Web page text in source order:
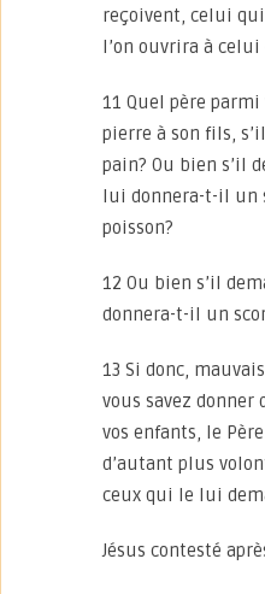
reçoivent, celui
l’on ouvrira à celui
11 Quel père
pierre à son fils,
pain? Ou bien s’il
lui donnera-t-il un
poisson?
12 Ou bien s’il
donnera-t-il un
13 Si donc,
vous savez donner
vos enfants, le
d’autant plus
ceux qui le lui
Jésus contesté